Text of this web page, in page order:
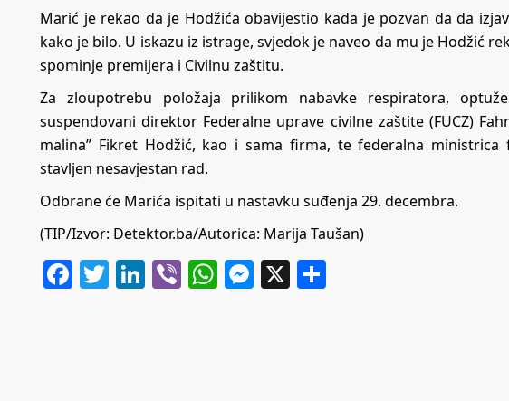
Marić je rekao da je Hodžića obavijestio kada je pozvan da da
kako je bilo. U iskazu iz istrage, svjedok je naveo da mu je Hodžić
spominje premijera i Civilnu zaštitu.
Za zloupotrebu položaja prilikom nabavke respiratora,
suspendovani direktor Federalne uprave civilne zaštite (FUCZ)
malina” Fikret Hodžić, kao i sama firma, te federalna
stavljen nesavjestan rad.
Odbrane će Marića ispitati u nastavku suđenja 29. decembra.
(TIP/Izvor: Detektor.ba/Autorica: Marija Taušan)
Facebook
Twitter
LinkedIn
ViberWhatsApp
Messenger
X